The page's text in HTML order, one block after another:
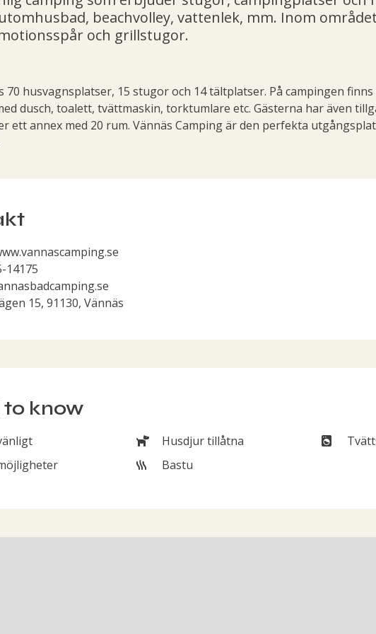
beachvolley, vattenlek, mm. Inom
och grillstugor.
70 husvagnsplatser, 15 stugor och 14 tältplatser. På campingen
dusch, toalett, tvättmaskin, torktumlare etc. Gästerna har även
ett annex med 20 rum. Vännäs Camping är den perfekta
14175
15, 91130, Vännäs
to know
Husdjur tillåtna
Husdjur tillåtna
Bastu
Bastu
location of Vännäs Camping